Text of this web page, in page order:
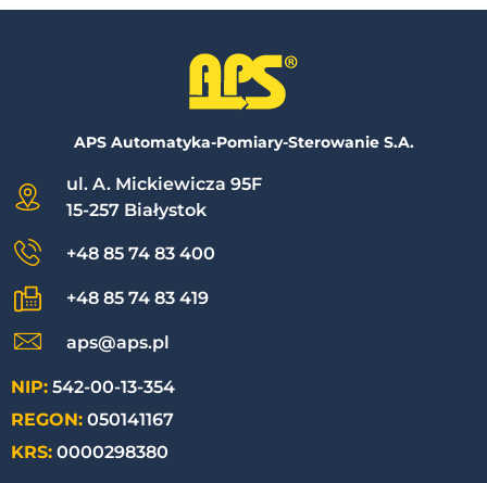
APS Automatyka-Pomiary-Sterowanie S.A.
ul. A. Mickiewicza 95F
15-257 Białystok
+48 85 74 83 400
+48 85 74 83 419
aps@aps.pl
NIP: 542-00-13-354
REGON: 050141167
KRS: 0000298380